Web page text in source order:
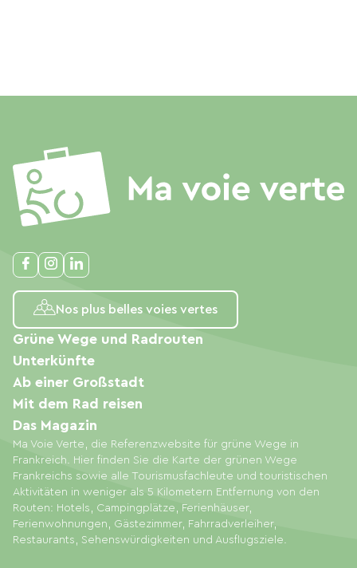
Nos plus belles voies vertes
Ma Voie Verte, die Referenzwebsite für grüne Wege in
Frankreich. Hier finden Sie die Karte der grünen Wege
Frankreichs sowie alle Tourismusfachleute und touristischen
Aktivitäten in weniger als 5 Kilometern Entfernung von den
Routen: Hotels, Campingplätze, Ferienhäuser,
Ferienwohnungen, Gästezimmer, Fahrradverleiher,
Restaurants, Sehenswürdigkeiten und Ausflugsziele.
Grüne Wege und Radrouten
Unterkünfte
Ab einer Großstadt
Mit dem Rad reisen
Das Magazin